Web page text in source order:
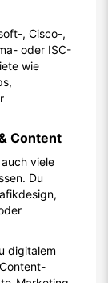
, Cisco-,
oder ISC-
wie
Content
viele
Du
digitalem